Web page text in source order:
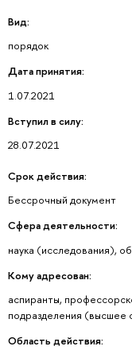
Вид:
порядок
Дата принятия:
1.07.2021
Вступил в силу:
28.07.2021
Срок действия:
Бессрочный документ
Сфера деятельности:
наука (исследования),
Кому адресован:
аспиранты,
подразделения (высшее
Область действия: